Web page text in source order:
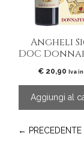
Angheli
DOC
€ 20,90 Iva
Aggiungi al
← PRECEDENTE